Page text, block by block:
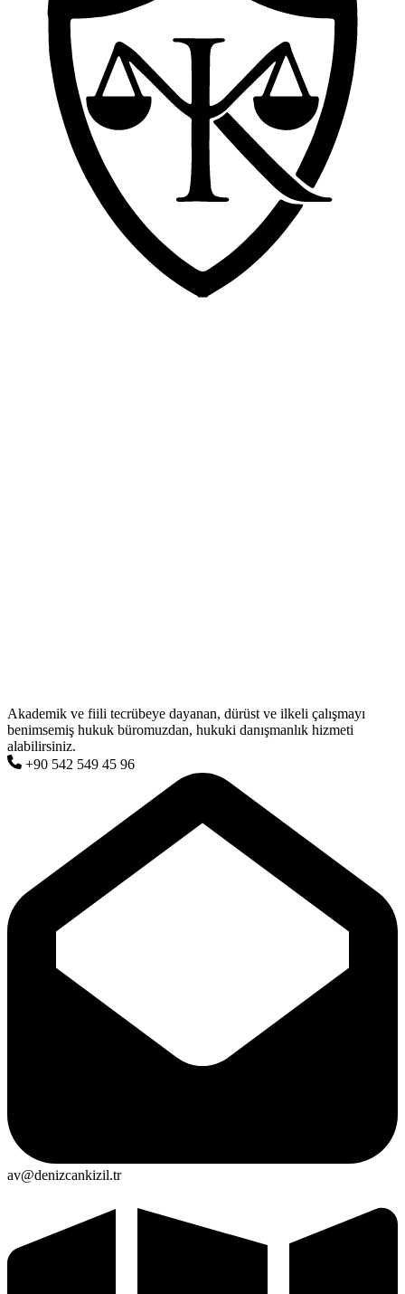
Akademik ve fiili tecrübeye dayanan, dürüst ve ilkeli çalışmayı
benimsemiş hukuk büromuzdan, hukuki danışmanlık hizmeti
alabilirsiniz.
+90 542 549 45 96
av@denizcankizil.tr